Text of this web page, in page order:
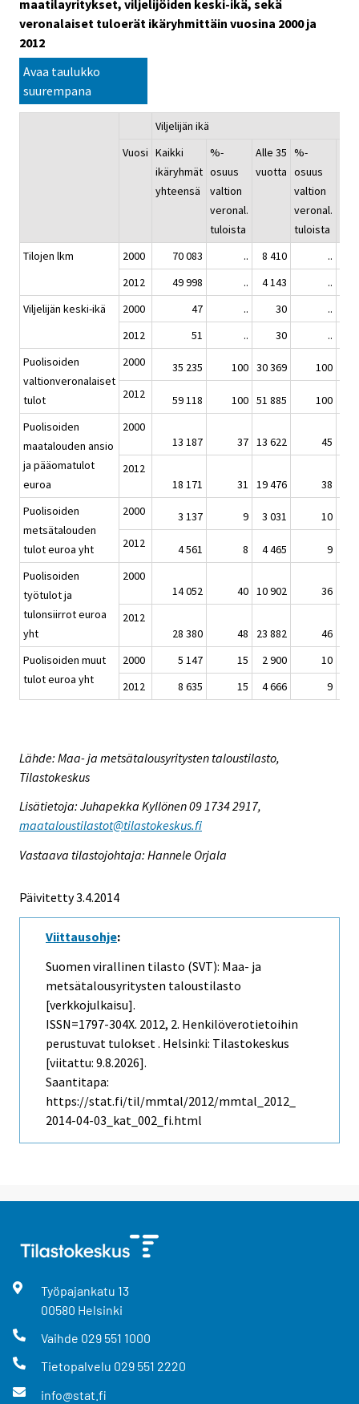
maatilayritykset, viljelijöiden keski-ikä, sekä
veronalaiset tuloerät ikäryhmittäin vuosina 2000 ja
2012
Avaa taulukko
suurempana
Viljelijän ikä
Vuosi Kaikki
ikäryhmät
yhteensä
%-
osuus
valtion
veronal.
tuloista
Alle 35
vuotta
%-
osuus
valtion
veronal.
tuloista
Tilojen lkm 2000 70 083 .. 8 410 ..
2012
49 998 .. 4 143 ..
Viljelijän keski-ikä
2000 47 .. 30
..
2012
51 .. 30
..
Puolisoiden
valtionveronalaiset
tulot
2000 35 235 100 30 369 100
2012
59 118 100 51 885 100
Puolisoiden
maatalouden ansio
ja pääomatulot
euroa
2000
13 187
37 13 622 45
2012
18 171
31 19 476 38
Puolisoiden
metsätalouden
tulot euroa yht
2000 3 137 9 3 031 10
2012
4 561 8 4 465 9
Puolisoiden
työtulot ja
tulonsiirrot euroa
yht
2000
14 052
40 10 902 36
2012
28 380
48 23 882 46
Puolisoiden muut
tulot euroa yht
2000 5 147 15 2 900 10
2012
8 635 15 4 666 9
Lähde: Maa- ja metsätalousyritysten taloustilasto,
Tilastokeskus
Lisätietoja: Juhapekka Kyllönen 09 1734 2917,
maataloustilastot@tilastokeskus.fi
Vastaava tilastojohtaja: Hannele Orjala
Päivitetty 3.4.2014
Viittausohje:
Suomen virallinen tilasto (SVT): Maa- ja
metsätalousyritysten taloustilasto
[verkkojulkaisu].
ISSN=1797-304X. 2012, 2. Henkilöverotietoihin
perustuvat tulokset . Helsinki: Tilastokeskus
[viitattu: 9.8.2026].
Saantitapa:
https://stat.fi/til/mmtal/2012/mmtal_2012_
2014-04-03_kat_002_fi.html
Työpajankatu 13
00580 Helsinki
Vaihde 029 551 1000
Tietopalvelu 029 551 2220
info@stat.fi